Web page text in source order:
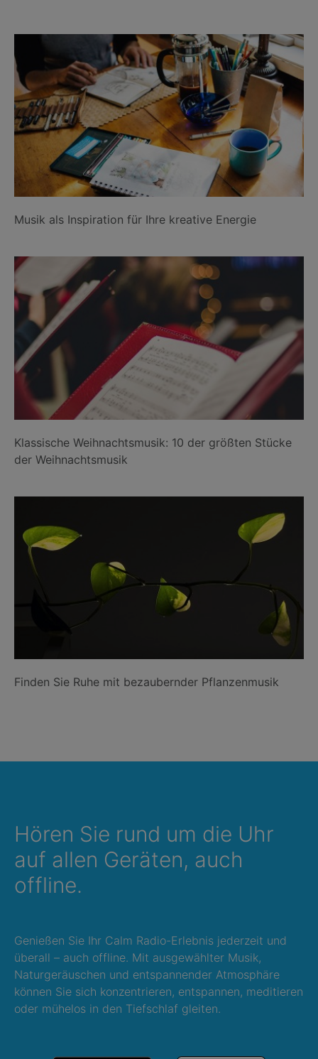
Musik als Inspiration für Ihre kreative Energie
Klassische Weihnachtsmusik: 10 der größten Stücke
der Weihnachtsmusik
Finden Sie Ruhe mit bezaubernder Pflanzenmusik
Hören Sie rund um die Uhr
auf allen Geräten, auch
offline.
Genießen Sie Ihr Calm Radio-Erlebnis jederzeit und
überall – auch offline. Mit ausgewählter Musik,
Naturgeräuschen und entspannender Atmosphäre
können Sie sich konzentrieren, entspannen, meditieren
oder mühelos in den Tiefschlaf gleiten.